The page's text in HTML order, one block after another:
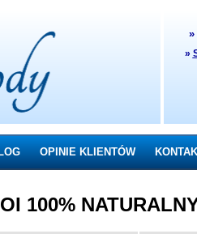
»
»
OPINIE KLIENTÓW
100%